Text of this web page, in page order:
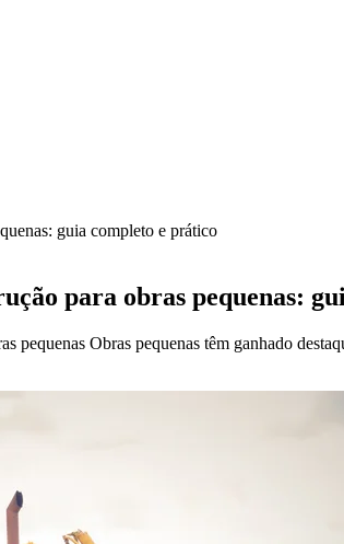
guia completo e prático
para obras pequenas:
pequenas Obras pequenas têm ganhado